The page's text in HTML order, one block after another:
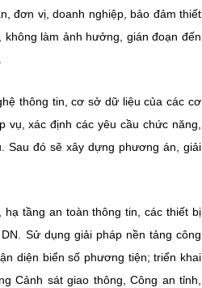
đơn vị, doanh nghiệp, bảo đảm thiết
làm ảnh hưởng, gián đoạn đến
thông tin, cơ sở dữ liệu của các cơ
xác định các yêu cầu chức năng,
Sau đó sẽ xây dựng phương án, giải
tầng an toàn thông tin, các thiết bị
Sử dụng giải pháp nền tảng công
diện biển số phương tiện; triển khai
Cảnh sát giao thông, Công an tỉnh,